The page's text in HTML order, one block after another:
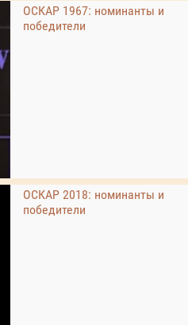
ОСКАР 1967: номинанты и
победители
ОСКАР 2018: номинанты и
победители